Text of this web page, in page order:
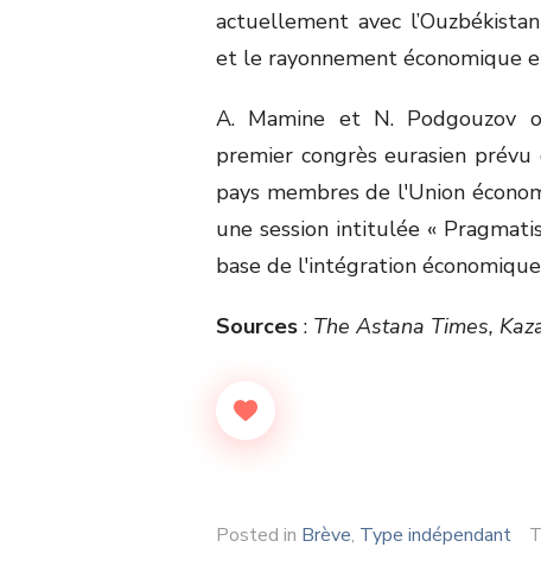
actuellement avec
et le rayonnement économique
A. Mamine et N. Podgouzov
premier congrès eurasien
pays membres de l'Union
une session intitulée «
base de l'intégration
Sources : The Astana Times,
Posted in Brève, Type indépendant